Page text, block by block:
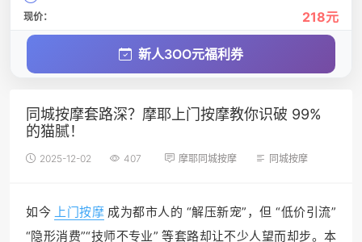
现价： 218元
新人3OO元福利券
同城按摩套路深？摩耶上门按摩教你识破 99%
的猫腻！
2025-12-02 407 摩耶同城按摩 同城按摩
如今 上门按摩 成为都市人的 “解压新宠”，但 “低价引流”
“隐形消费”“技师不专业” 等套路却让不少人望而却步。本